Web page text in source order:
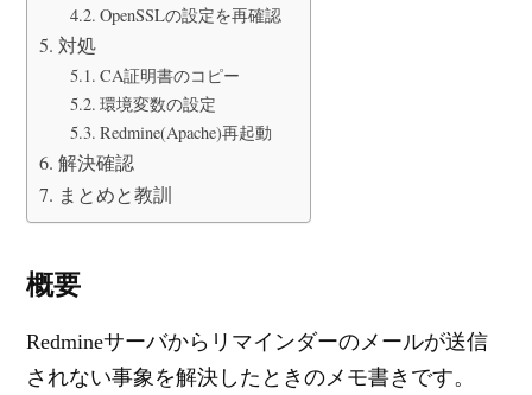
OpenSSLの設定を再確認
対処
CA証明書のコピー
環境変数の設定
Redmine(Apache)再起動
解決確認
まとめと教訓
概要
Redmineサーバからリマインダーのメールが送信
されない事象を解決したときのメモ書きです。